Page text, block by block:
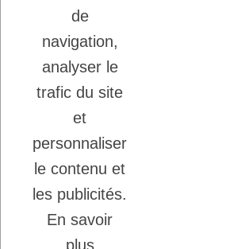
Vous pouvez vous désinscrire à
J'accepte les conditions
politique de confidentialité.
Copyright © 2026 -
de
navigation,
analyser le
trafic du site
et
personnaliser
le contenu et
les publicités.
En savoir
plus